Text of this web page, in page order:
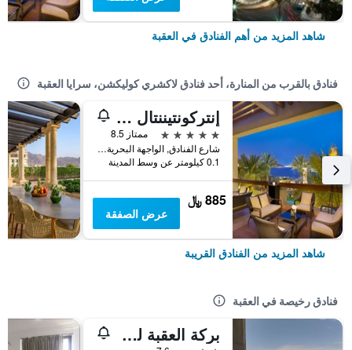
شاهد المزيد من أهم الفنادق في العقبة
فنادق بالقرب من المنارة، أحد فنادق لاكشري كوليكشن، سرايا العقبة
إنتركونتيننتال العقبة، أحد الفنادق من مجموعة فنادق إنتركونتيننتال
5 نجوم
ممتاز 8.5
شارع الفنادق, الواجهة البحرية, العقبة, الأردن
0.1 كيلومتر عن وسط المدينة
885 ﷼
عرض الصفقة
شاهد المزيد من الفنادق القريبة
فنادق رخيصة في العقبة
بركة العقبة للأجنحة الفندقية